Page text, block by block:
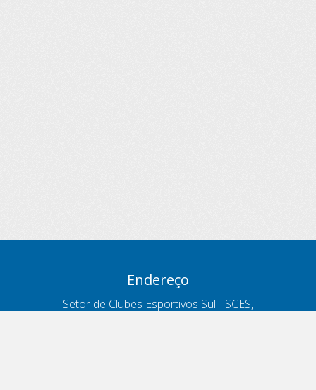
Endereço
Setor de Clubes Esportivos Sul - SCES,